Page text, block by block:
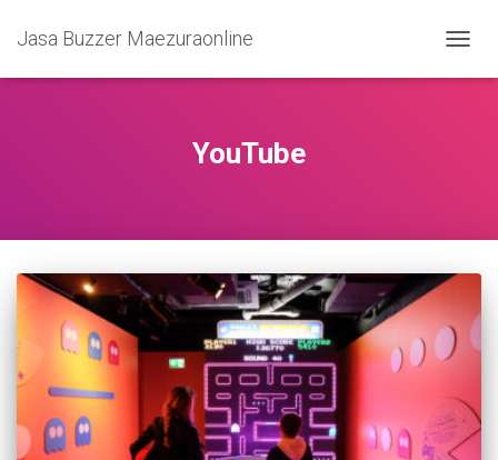
Jasa Buzzer Maezuraonline
YouTube